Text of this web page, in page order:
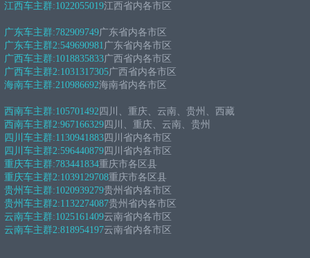
江西车主群:1022055019江西省内各市区
广东车主群:782909749广东省内各市区
广东车主群2:549690981广东省内各市区
广西车主群:1018835833广西省内各市区
广西车主群2:1031317305广西省内各市区
海南车主群:210986692海南省内各市区
西南车主群:105701492 四川、重庆、云南、贵州、西藏
西南车主群2:967166329 四川、重庆、云南、贵州
四川车主群:1130941883 四川省内各市区
四川车主群2:596440879 四川省内各市区
重庆车主群:783441834重庆市各区县
重庆车主群2:1039129708重庆市各区县
贵州车主群:1020939279贵州省内各市区
贵州车主群2:1132274087贵州省内各市区
云南车主群:1025161409云南省内各市区
云南车主群2:818954197云南省内各市区